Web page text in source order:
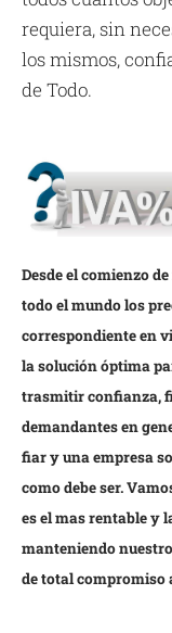
requiera, sin
los mismos,
de Todo.
Desde el comienzo
todo el mundo los
correspondiente en
la solución óptima
trasmitir confianza,
demandantes en
fiar y una empresa
como debe ser.
es el mas rentable y
manteniendo
de total compromiso